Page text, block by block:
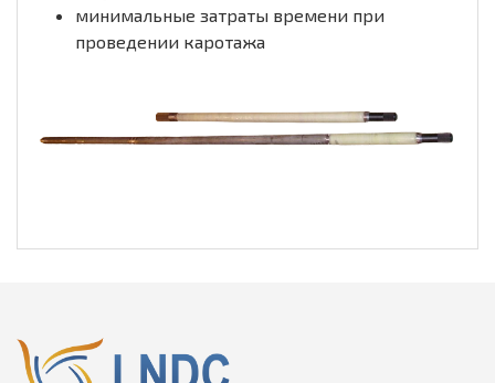
минимальные затраты времени при
проведении каротажа